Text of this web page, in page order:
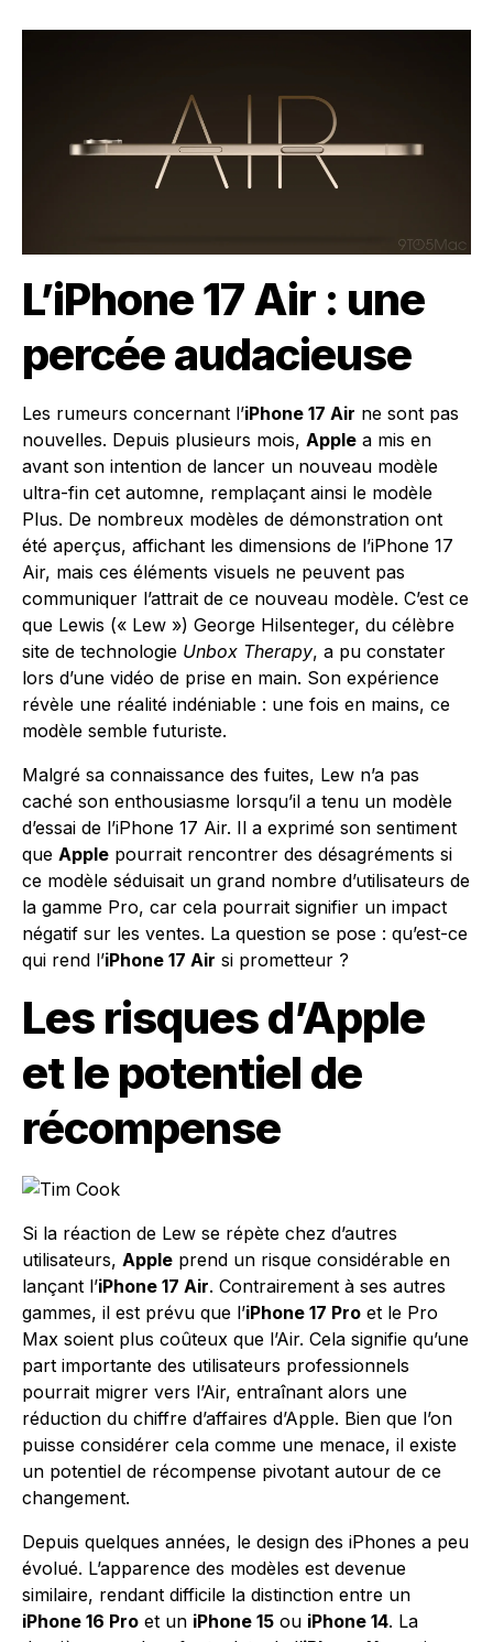
L’iPhone 17 Air : une
percée audacieuse
Les rumeurs concernant l’iPhone 17 Air ne sont pas
nouvelles. Depuis plusieurs mois, Apple a mis en
avant son intention de lancer un nouveau modèle
ultra-fin cet automne, remplaçant ainsi le modèle
Plus. De nombreux modèles de démonstration ont
été aperçus, affichant les dimensions de l’iPhone 17
Air, mais ces éléments visuels ne peuvent pas
communiquer l’attrait de ce nouveau modèle. C’est ce
que Lewis (« Lew ») George Hilsenteger, du célèbre
site de technologie Unbox Therapy, a pu constater
lors d’une vidéo de prise en main. Son expérience
révèle une réalité indéniable : une fois en mains, ce
modèle semble futuriste.
Malgré sa connaissance des fuites, Lew n’a pas
caché son enthousiasme lorsqu’il a tenu un modèle
d’essai de l’iPhone 17 Air. Il a exprimé son sentiment
que Apple pourrait rencontrer des désagréments si
ce modèle séduisait un grand nombre d’utilisateurs de
la gamme Pro, car cela pourrait signifier un impact
négatif sur les ventes. La question se pose : qu’est-ce
qui rend l’iPhone 17 Air si prometteur ?
Les risques d’Apple
et le potentiel de
récompense
Si la réaction de Lew se répète chez d’autres
utilisateurs, Apple prend un risque considérable en
lançant l’iPhone 17 Air. Contrairement à ses autres
gammes, il est prévu que l’iPhone 17 Pro et le Pro
Max soient plus coûteux que l’Air. Cela signifie qu’une
part importante des utilisateurs professionnels
pourrait migrer vers l’Air, entraînant alors une
réduction du chiffre d’affaires d’Apple. Bien que l’on
puisse considérer cela comme une menace, il existe
un potentiel de récompense pivotant autour de ce
changement.
Depuis quelques années, le design des iPhones a peu
évolué. L’apparence des modèles est devenue
similaire, rendant difficile la distinction entre un
iPhone 16 Pro et un iPhone 15 ou iPhone 14. La